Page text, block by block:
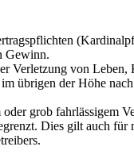
Gewinn.
Verletzung von
übrigen der Höhe
grob fahrlässigem
Dies gilt auch für